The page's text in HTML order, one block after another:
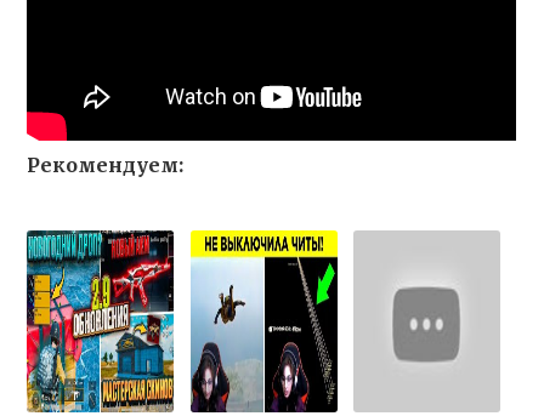
Рекомендуем: